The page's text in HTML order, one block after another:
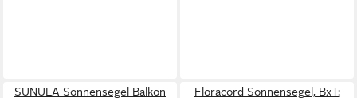
SUNULA Sonnensegel Balkon
Floracord Sonnensegel, BxT: